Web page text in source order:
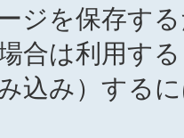
ジを保存す
合は利用す
込み）する